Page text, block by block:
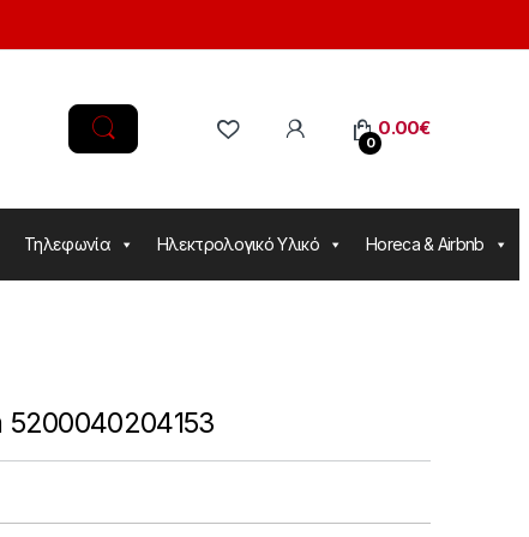
0
0.00€
Τηλεφωνία Ηλεκτρολογικό Υλικό Horeca & Airbnb
5200040204153